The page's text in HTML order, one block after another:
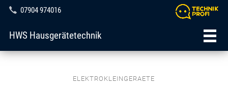
07904 974016
HWS Hausgerätetechnik
ELEKTROKLEINGERAETE